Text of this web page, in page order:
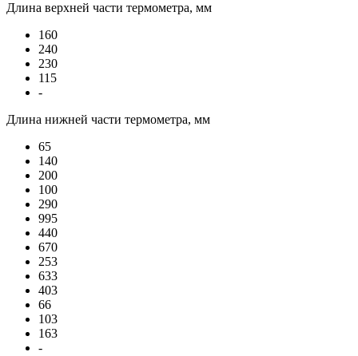
Длина верхней части термометра, мм
160
240
230
115
-
Длина нижней части термометра, мм
65
140
200
100
290
995
440
670
253
633
403
66
103
163
-